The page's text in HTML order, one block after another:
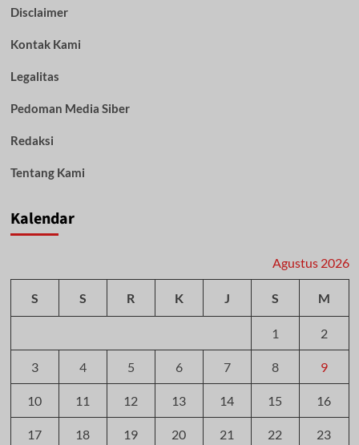
dan
Raya
Disclaimer
Kontak Kami
Legalitas
Pedoman Media Siber
Redaksi
Tentang Kami
Kalendar
Agustus 2026
S S R K J S M
1 2
3 4 5 6 7 8 9
10 11 12 13 14 15 16
17 18 19 20 21 22 23